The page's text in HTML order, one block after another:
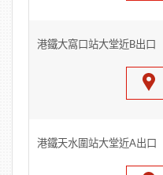
港鐵大窩口站大堂近B出口
港鐵天水圍站大堂近A出口